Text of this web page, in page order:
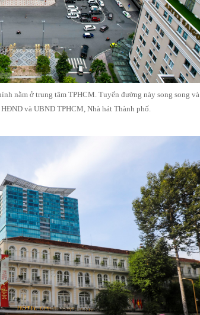
nằm ở trung tâm TPHCM. Tuyến đường này song song và
và UBND TPHCM, Nhà hát Thành phố.